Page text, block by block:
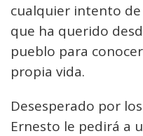
cualquier intento
que ha querido
pueblo para
propia vida.
Desesperado por
Ernesto le pedirá a